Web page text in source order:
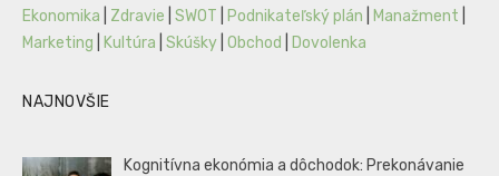
Ekonomika
Zdravie SWOT Podnikateľský plán Manažment
Marketing
Kultúra Skúšky Obchod Dovolenka
NAJNOVŠIE
Kognitívna ekonómia a dôchodok: Prekonávanie